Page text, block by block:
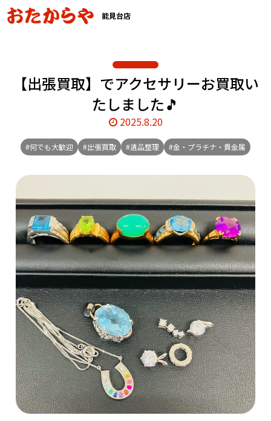
能見台店
【出張買取】でアクセサリーお買取い
たしました🎵
2025.8.20
#何でも大歓迎 #出張買取 #遺品整理 #金・プラチナ・貴金属